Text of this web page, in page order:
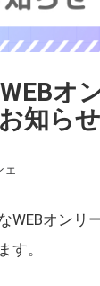
オ
知らせ
WEBオンリ
す。